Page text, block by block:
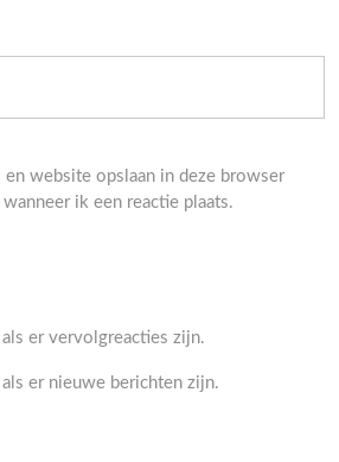
en website opslaan in deze browser
ik een reactie plaats.
er vervolgreacties zijn.
er nieuwe berichten zijn.